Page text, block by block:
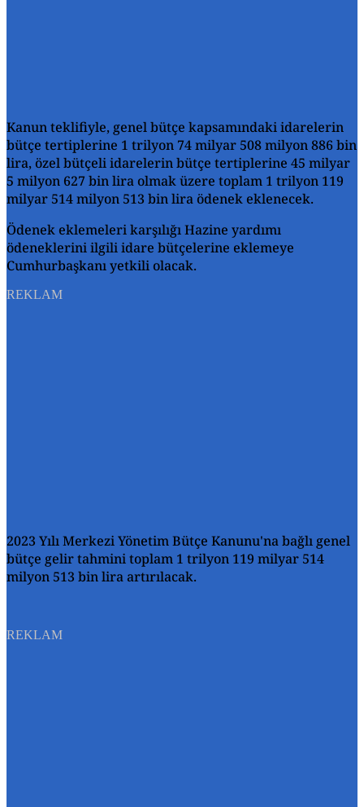
Kanun teklifiyle, genel bütçe kapsamındaki idarelerin
bütçe tertiplerine 1 trilyon 74 milyar 508 milyon 886 bin
lira, özel bütçeli idarelerin bütçe tertiplerine 45 milyar
5 milyon 627 bin lira olmak üzere toplam 1 trilyon 119
milyar 514 milyon 513 bin lira ödenek eklenecek.
Ödenek eklemeleri karşılığı Hazine yardımı
ödeneklerini ilgili idare bütçelerine eklemeye
Cumhurbaşkanı yetkili olacak.
REKLAM
2023 Yılı Merkezi Yönetim Bütçe Kanunu'na bağlı genel
bütçe gelir tahmini toplam 1 trilyon 119 milyar 514
milyon 513 bin lira artırılacak.
REKLAM